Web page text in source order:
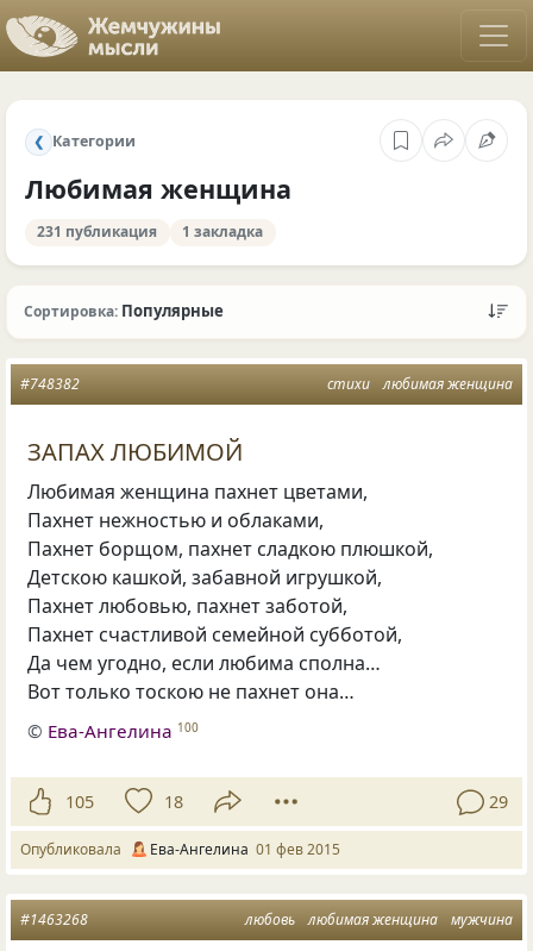
❮ Категории
Любимая женщина
231 публикация 1 закладка
Сортировка: Популярные
стихи любимая женщина
#748382
ЗАПАХ ЛЮБИМОЙ
Любимая женщина пахнет цветами,
Пахнет нежностью и облаками,
Пахнет борщом, пахнет сладкою плюшкой,
Детскою кашкой, забавной игрушкой,
Пахнет любовью, пахнет заботой,
Пахнет счастливой семейной субботой,
Да чем угодно, если любима сполна…
Вот только тоскою не пахнет она…
© Ева-Ангелина 100
105 18 29
Опубликовала Ева-Ангелина 01 фев 2015
любовь любимая женщина мужчина
#1463268